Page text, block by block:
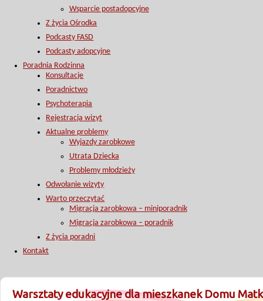
Wsparcie postadopcyjne
Z życia Ośrodka
Podcasty FASD
Podcasty adopcyjne
Poradnia Rodzinna
Konsultacje
Poradnictwo
Psychoterapia
Rejestracja wizyt
Aktualne problemy
Wyjazdy zarobkowe
Utrata Dziecka
Problemy młodzieży
Odwołanie wizyty
Warto przeczytać
Migracja zarobkowa – miniporadnik
Migracja zarobkowa – poradnik
Z życia poradni
Kontakt
Warsztaty edukacyjne dla mieszkanek Domu